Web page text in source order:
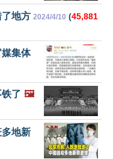
地方 2024/4/10 (45,881
集体
了 🖼️
地新